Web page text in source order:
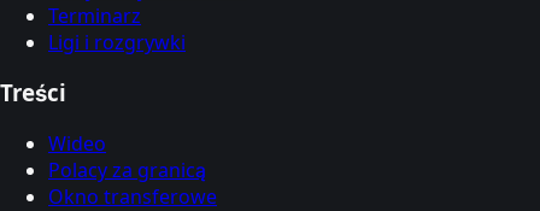
Terminarz
Ligi i rozgrywki
Treści
Wideo
Polacy za granicą
Okno transferowe